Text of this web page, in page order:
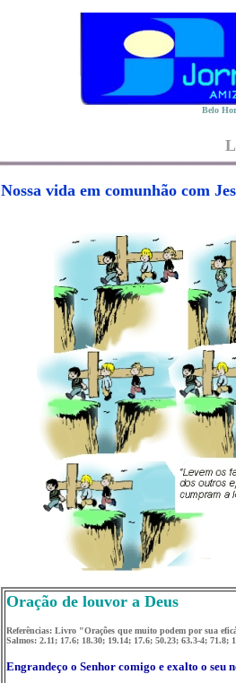
Nossa vida em comunhão com
Oração de louvor a Deus
Referências: Livro "Orações que muito podem por sua
Salmos: 2.11; 17.6; 18.30; 19.14; 17.6; 50.23; 63.3-4; 71.8;
Engrandeço o Senhor comigo e exalto o seu
Belo